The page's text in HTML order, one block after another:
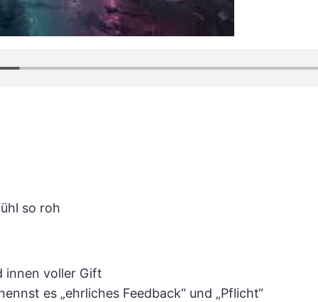
so roh
innen voller Gift
es „ehrliches Feedback“ und „Pflicht“